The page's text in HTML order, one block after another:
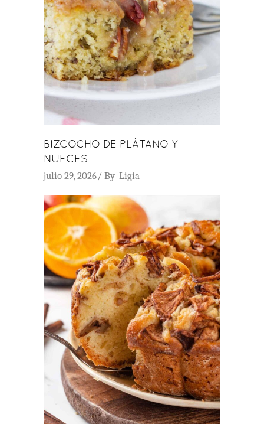
BIZCOCHO DE PLÁTANO Y
NUECES
julio 29, 2026 By Ligia